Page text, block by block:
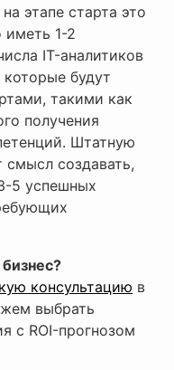
этапе старта это
иметь 1-2
IT-аналитиков
будут
такими как
получения
Штатную
создавать,
5 успешных
консультацию в
выбрать
с ROI-прогнозом